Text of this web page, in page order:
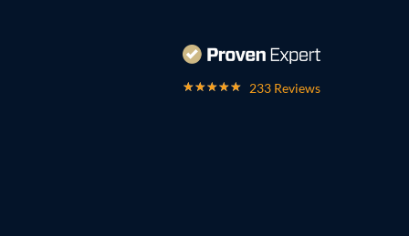
233 Reviews